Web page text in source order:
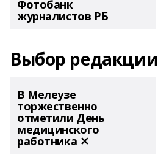
Фотобанк
журналистов РБ
Выбор редакции
В Мелеузе
торжественно
отметили День
медицинского
работника ✕